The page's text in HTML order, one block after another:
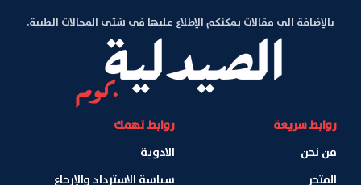
بالإضافة الي مقالات يمكنكم الإطلاع عليها في شتى المجالات الطبية.
روابط سريعة
من نحن
المتجر
روابط تهمك
الادوية
سياسة الاسترداد والإرجاع